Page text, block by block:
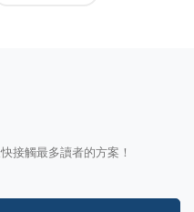
接觸最多讀者的方案！